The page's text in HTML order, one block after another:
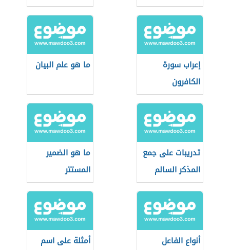
إعراب سورة
الكافرون
ما هو علم البيان
تدريبات على جمع
المذكر السالم
ما هو الضمير
المستتر
أنواع الفاعل
أمثلة على اسم